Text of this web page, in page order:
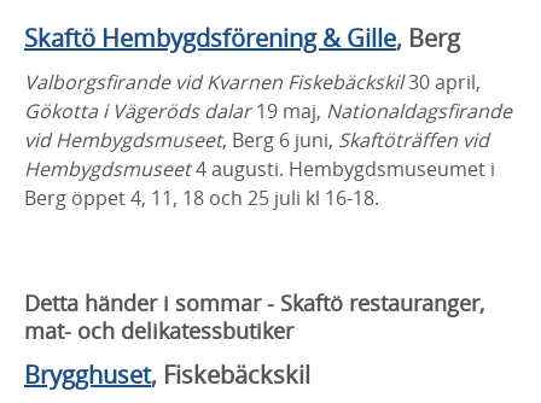
Skaftö Hembygdsförening & Gille, Berg
Valborgsfirande vid Kvarnen Fiskebäckskil30 april,
Gökotta i Vägeröds dalar19 maj, Nationaldagsfirande
vid Hembygdsmuseet, Berg 6 juni, Skaftöträffen vid
Hembygdsmuseet4 augusti. Hembygdsmuseumet i
Berg öppet 4, 11, 18 och 25 juli kl 16-18.
Detta händer i sommar - Skaftö restauranger,
mat- och delikatessbutiker
Brygghuset, Fiskebäckskil